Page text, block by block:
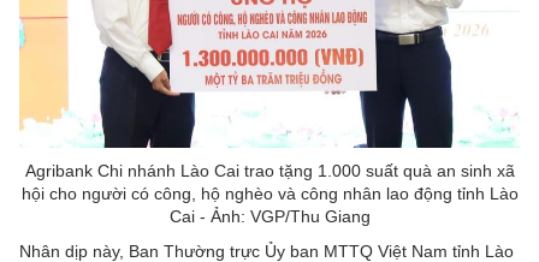
Agribank Chi nhánh Lào Cai trao tặng 1.000 suất quà an sinh xã
hội cho người có công, hộ nghèo và công nhân lao động tỉnh Lào
Cai - Ảnh: VGP/Thu Giang
Nhân dịp này, Ban Thường trực Ủy ban MTTQ Việt Nam tỉnh Lào